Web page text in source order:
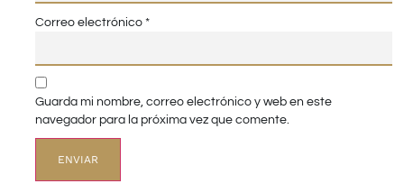
Correo electrónico *
Guarda mi nombre, correo electrónico y web en este
navegador para la próxima vez que comente.